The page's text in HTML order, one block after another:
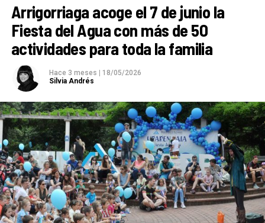
Arrigorriaga acoge el 7 de junio la
Fiesta del Agua con más de 50
actividades para toda la familia
Hace 3 meses
18/05/2026
Silvia Andrés